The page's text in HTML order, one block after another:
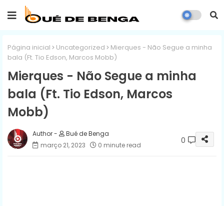
Página inicial Uncategorized
Mierques - Não Segue a minha
bala (Ft. Tio Edson, Marcos Mobb)
Mierques - Não Segue a minha
bala (Ft. Tio Edson, Marcos
Mobb)
Bué de Benga
março 21, 2023
0 minute read 0